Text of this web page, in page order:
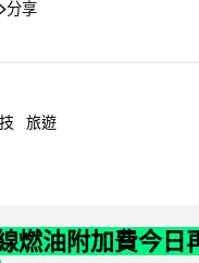
分享
旅遊
燃油附加費今日